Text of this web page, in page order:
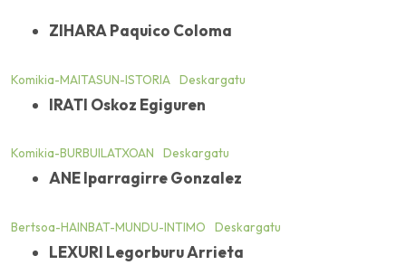
ZIHARA Paquico Coloma
Komikia-MAITASUN-ISTORIA Deskargatu
IRATI Oskoz Egiguren
Komikia-BURBUILATXOAN Deskargatu
ANE Iparragirre Gonzalez
Bertsoa-HAINBAT-MUNDU-INTIMO Deskargatu
LEXURI Legorburu Arrieta